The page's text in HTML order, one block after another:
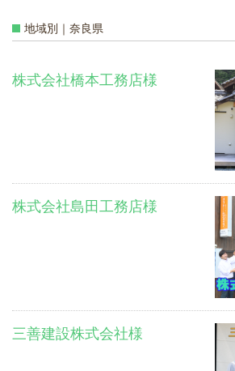
地域別｜奈良県
株式会社橋本工務店様
株式会社島田工務店様
三善建設株式会社様